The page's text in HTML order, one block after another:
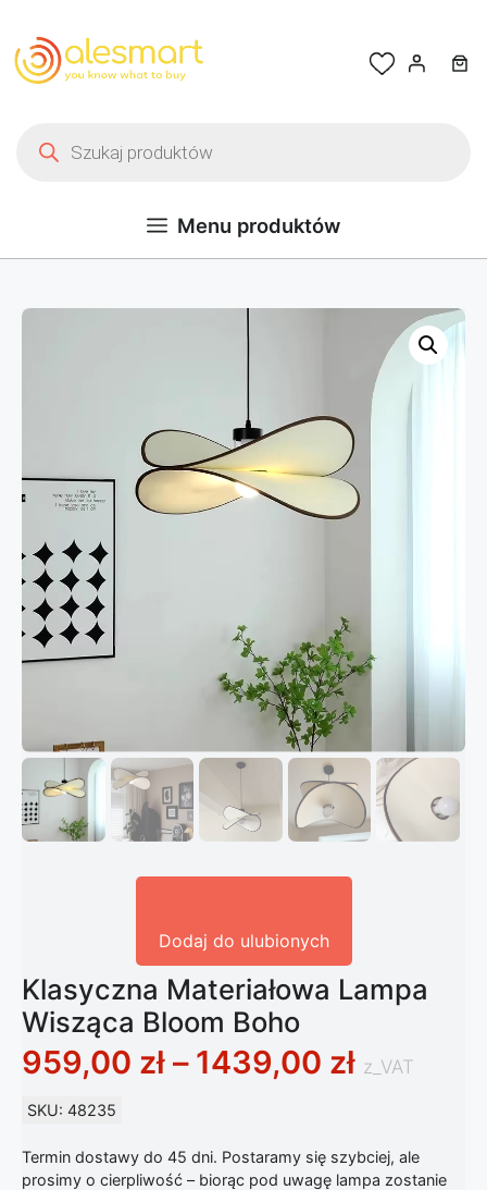
Menu produktów
Dodaj do ulubionych
Klasyczna Materiałowa Lampa
Wisząca Bloom Boho
959,00 zł – 1439,00 złZakres
z_VAT
SKU: 48235
Termin dostawy do 45 dni. Postaramy się szybciej, ale
prosimy o cierpliwość – biorąc pod uwagę lampa zostanie